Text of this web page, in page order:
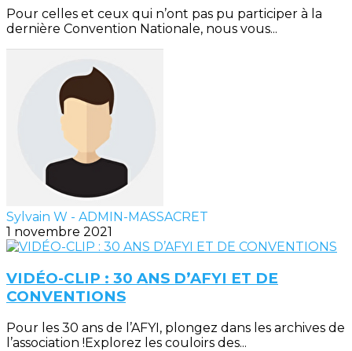
Pour celles et ceux qui n’ont pas pu participer à la
dernière Convention Nationale, nous vous...
Sylvain W - ADMIN-MASSACRET
1 novembre 2021
VIDÉO-CLIP : 30 ANS D’AFYI ET DE
CONVENTIONS
Pour les 30 ans de l’AFYI, plongez dans les archives de
l’association !Explorez les couloirs des...